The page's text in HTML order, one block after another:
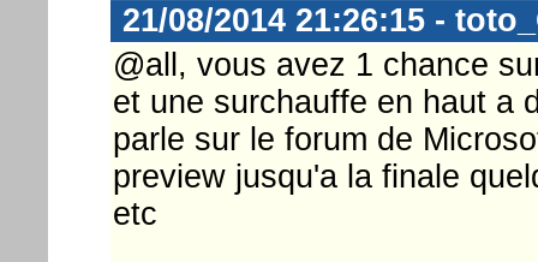
21/08/2014 21:26:15 -
@all, vous avez 1 chance
et une surchauffe en haut a
parle sur le forum de
preview jusqu'a la finale
etc